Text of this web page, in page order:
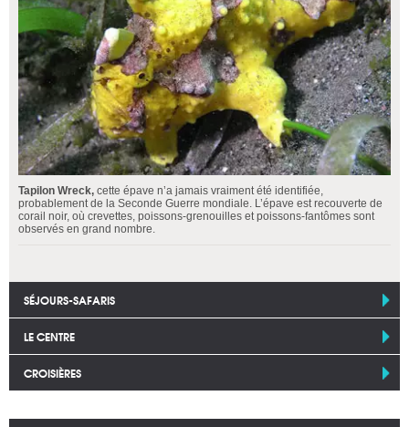
Tapilon Wreck, cette épave n’a jamais vraiment été identifiée,
probablement de la Seconde Guerre mondiale. L’épave est recouverte de
corail noir, où crevettes, poissons-grenouilles et poissons-fantômes sont
observés en grand nombre.
SÉJOURS-SAFARIS
LE CENTRE
CROISIÈRES